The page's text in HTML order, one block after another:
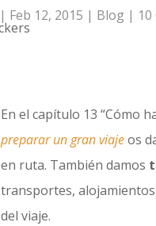
| Feb 12, 2015 | Blog |
En el capítulo 13 “Cómo
preparar un gran viajeos
en ruta. También damos
transportes,
del viaje.